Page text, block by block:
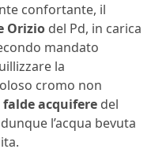
confortante, il
Orizio del Pd, in carica
mandato
la
cromo non
falde acquifere del
l’acqua bevuta